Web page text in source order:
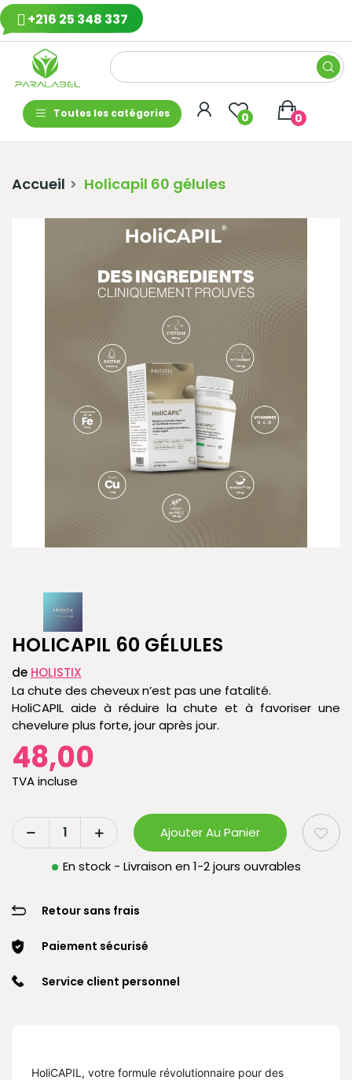
+216 25 348 337
Toutes les catégories 0 0
Accueil Holicapil 60 gélules
HOLICAPIL 60 GÉLULES
de HOLISTIX
La chute des cheveux n’est pas une fatalité.
HoliCAPIL aide à réduire la chute et à favoriser une
chevelure plus forte, jour après jour.
48,00
TVA incluse
Ajouter Au Panier
En stock - Livraison en 1-2 jours ouvrables
Retour sans frais
Paiement sécurisé
Service client personnel
HoliCAPIL, votre formule révolutionnaire pour des